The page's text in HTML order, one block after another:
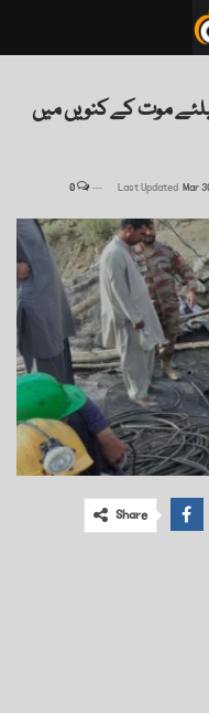
موت کے کنویں میں
Last Updated Mar
Share